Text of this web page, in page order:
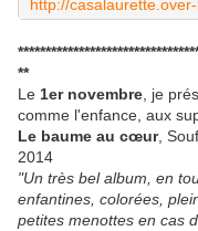
**
Le 1er novembre , je
comme l'enfance, aux
Le baume au cœur,
2014
"Un très bel album, en
enfantines, colorées,
petites menottes en cas